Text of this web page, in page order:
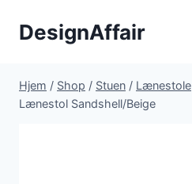
DesignAffair
Hjem / Shop / Stuen / Lænestole
Lænestol Sandshell/Beige